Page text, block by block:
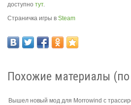
доступно тут.
Страничка игры в Steam
Похожие материалы (по
Вышел новый мод для Morrowind с